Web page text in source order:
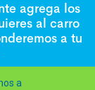
agrega los
al carro
a tu
a